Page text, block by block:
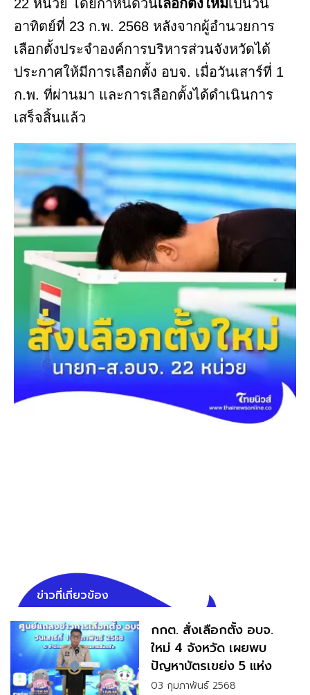
22 หน่วย โดยกำหนดวันเลือกตั้งใหม่เป็นวัน
อาทิตย์ที่ 23 ก.พ. 2568 หลังจากผู้อำนวยการ
เลือกตั้งประจำองค์การบริหารส่วนจังหวัดได้
ประกาศให้มีการเลือกตั้ง อบจ. เมื่อวันเสาร์ที่ 1
ก.พ. ที่ผ่านมา และการเลือกตั้งได้ดำเนินการ
เสร็จสิ้นแล้ว
ข่าวที่เกี่ยวข้อง
กกต. สั่งเลือกตั้ง อบจ.
ใหม่ 4 จังหวัด เผยพบ
ปัญหาบัตรเขย่ง 5 แห่ง
03 กุมภาพันธ์ 2568